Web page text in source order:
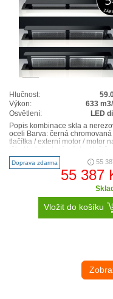
Hlučnost:
Výkon:
633
Osvětlení:
LED
Popis kombinace skla a
oceli Barva: černá chromovaná
tlačítka / externí motor / motor
nerezový..
Doprava zdarma 55
55 387
Vložit do košíku